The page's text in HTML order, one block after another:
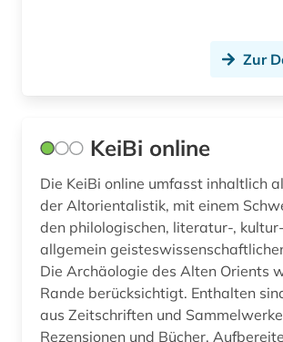
Zur
KeiBi online
Die KeiBi online umfasst inhaltlich
der Altorientalistik, mit einem
den philologischen, literatur-,
allgemein
Die Archäologie des Alten Orients
Rande berücksichtigt. Enthalten
aus Zeitschriften und
Rezensionen und Bücher.